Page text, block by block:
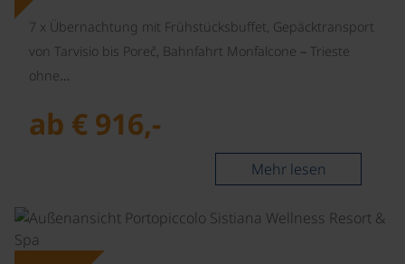
7 x Übernachtung mit Frühstücksbuffet, Gepäcktransport
von Tarvisio bis Poreč, Bahnfahrt Monfalcone – Trieste
ohne…
ab € 916,-
Mehr lesen